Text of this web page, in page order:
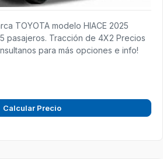
TOYOTA modelo HIACE 2025
pasajeros. Tracción de 4X2 Precios
para más opciones e info!
Calcular Precio